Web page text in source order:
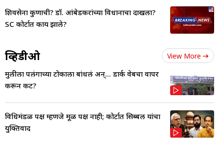
शिवसेना कुणाची? डॉ. आंबेडकरांच्या विधानाचा दाखला?
SC कोर्टात काय झाले?
व्हिडीओ View More
मुलीला पलंगाच्या टोकाला बांधलं अन्... डार्क वेबचा वापर
करून कट?
विधिमंडळ पक्ष म्हणजे मूळ पक्ष नाही; कोर्टात सिब्बल यांचा
युक्तिवाद